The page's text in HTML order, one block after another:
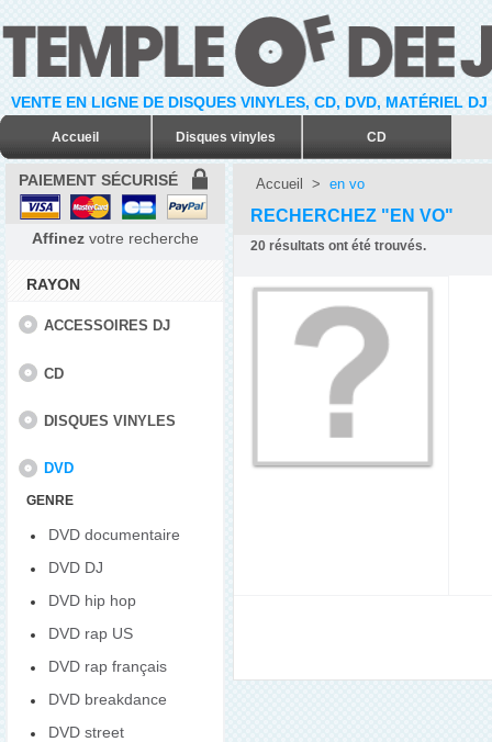
VENTE EN LIGNE DE DISQUES VINYLES, CD, DVD, MATÉRIEL
Accueil Disques vinyles CD
PAIEMENT SÉCURISÉ
Affinez votre recherche
RAYON
ACCESSOIRES DJ
CD
DISQUES VINYLES
DVD
GENRE
DVD documentaire
DVD DJ
DVD hip hop
DVD rap US
DVD rap français
DVD breakdance
DVD street
Accueil > en vo
RECHERCHEZ "EN VO"
20 résultats ont été trouvés.